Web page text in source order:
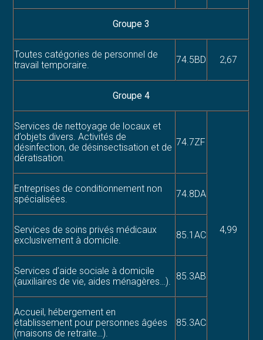
Groupe 3
Toutes catégories de personnel de
travail temporaire.
74.5BD 2,67
Groupe 4
Services de nettoyage de locaux et
d’objets divers. Activités de
désinfection, de désinsectisation et de
dératisation.
74.7ZF
4,99
Entreprises de conditionnement non
spécialisées.
74.8DA
Services de soins privés médicaux
exclusivement à domicile.
85.1AC
Services d’aide sociale à domicile
(auxiliaires de vie, aides ménagères…). 85.3AB
Accueil, hébergement en
établissement pour personnes âgées
(maisons de retraite…).
85.3AC